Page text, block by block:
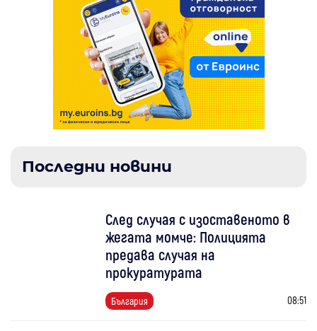
Последни новини
След случая с изоставеното в
жегата момче: Полицията
предава случая на
прокуратурата
България 08:51